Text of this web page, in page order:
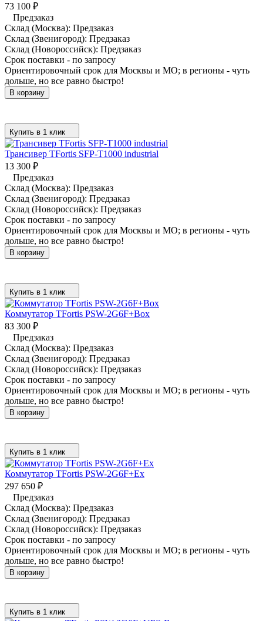
73 100 ₽
Предзаказ
Склад (Москва): Предзаказ
Склад (Звенигород): Предзаказ
Склад (Новороссийск): Предзаказ
Срок поставки - по запросу
Ориентировочный срок для Москвы и МО; в регионы - чуть
дольше, но все равно быстро!
В корзину
Купить в 1 клик
Трансивер TFortis SFP-T1000 industrial
13 300 ₽
Предзаказ
Склад (Москва): Предзаказ
Склад (Звенигород): Предзаказ
Склад (Новороссийск): Предзаказ
Срок поставки - по запросу
Ориентировочный срок для Москвы и МО; в регионы - чуть
дольше, но все равно быстро!
В корзину
Купить в 1 клик
Коммутатор TFortis PSW-2G6F+Box
83 300 ₽
Предзаказ
Склад (Москва): Предзаказ
Склад (Звенигород): Предзаказ
Склад (Новороссийск): Предзаказ
Срок поставки - по запросу
Ориентировочный срок для Москвы и МО; в регионы - чуть
дольше, но все равно быстро!
В корзину
Купить в 1 клик
Коммутатор TFortis PSW-2G6F+Ex
297 650 ₽
Предзаказ
Склад (Москва): Предзаказ
Склад (Звенигород): Предзаказ
Склад (Новороссийск): Предзаказ
Срок поставки - по запросу
Ориентировочный срок для Москвы и МО; в регионы - чуть
дольше, но все равно быстро!
В корзину
Купить в 1 клик